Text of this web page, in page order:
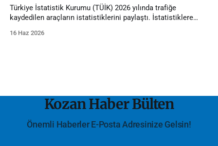
Türkiye İstatistik Kurumu (TÜİK) 2026 yılında trafiğe
kaydedilen araçların istatistiklerini paylaştı. İstatistiklere
16 Haz 2026
Kozan Haber Bülten
Önemli Haberler E-Posta Adresinize Gelsin!